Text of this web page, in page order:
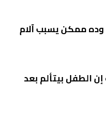
وده ممكن يسبب آلام
الطفل بيتألم بعد